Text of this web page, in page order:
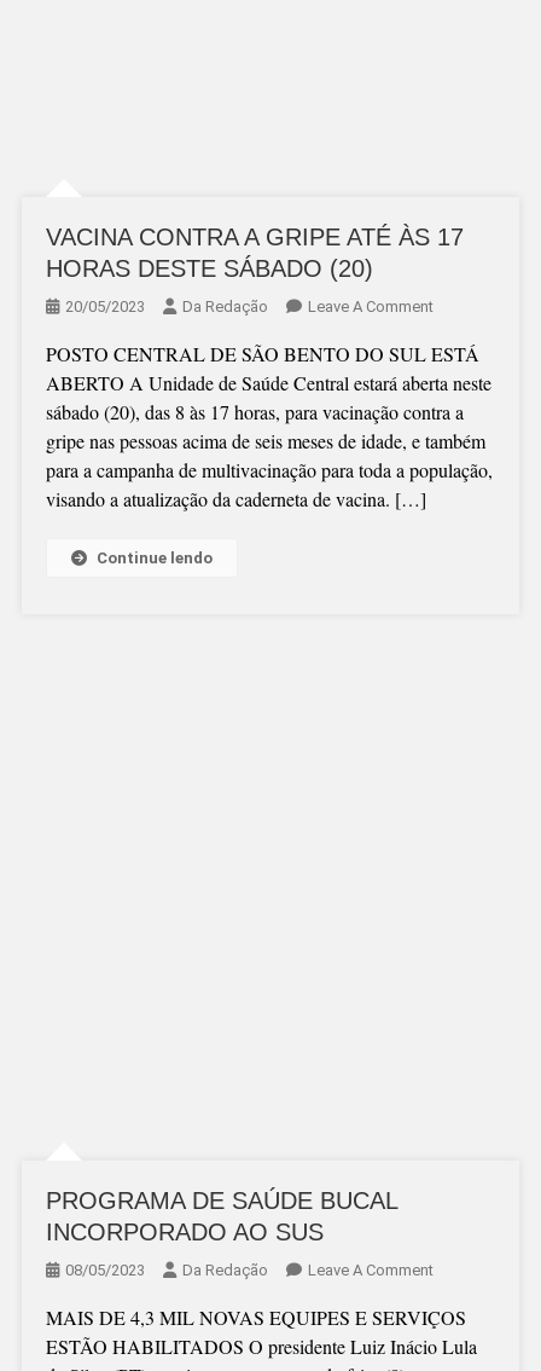
VACINA CONTRA A GRIPE ATÉ ÀS 17
HORAS DESTE SÁBADO (20)
20/05/2023 Da Redação Leave A CommentOn
CONTRA
A
GRIPE
ATÉ
ÀS
POSTO CENTRAL DE SÃO BENTO DO SUL ESTÁ
ABERTO A Unidade de Saúde Central estará aberta neste
sábado (20), das 8 às 17 horas, para vacinação contra a
gripe nas pessoas acima de seis meses de idade, e também
para a campanha de multivacinação para toda a população,
visando a atualização da caderneta de vacina. […]
Continue lendo
PROGRAMA DE SAÚDE BUCAL
INCORPORADO AO SUS
08/05/2023 Da Redação Leave A CommentOn
DE
SAÚDE
MAIS DE 4,3 MIL NOVAS EQUIPES E SERVIÇOS
ESTÃO HABILITADOS O presidente Luiz Inácio Lula